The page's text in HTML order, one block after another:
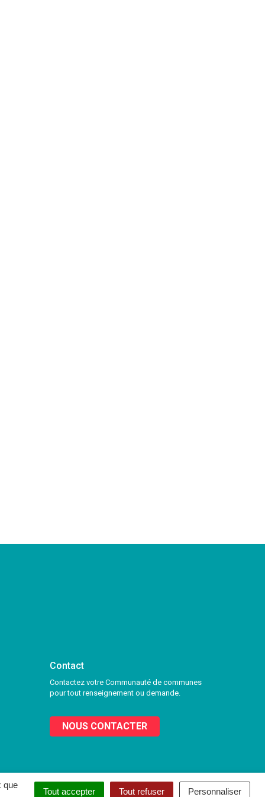
que
Tout accepter Tout refuser Personnaliser
Contact
Contactez votre Communauté de communes
pour tout renseignement ou demande.
NOUS CONTACTER